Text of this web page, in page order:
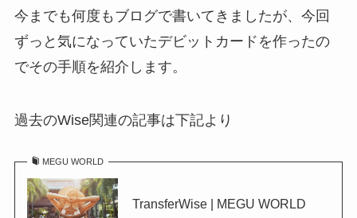
今までも何度もブログで書いてきましたが、今回
ずっと気になっていたデビットカードを作ったの
でその手順を紹介します。
過去のWise関連の記事は下記より
MEGU WORLD
TransferWise | MEGU WORLD